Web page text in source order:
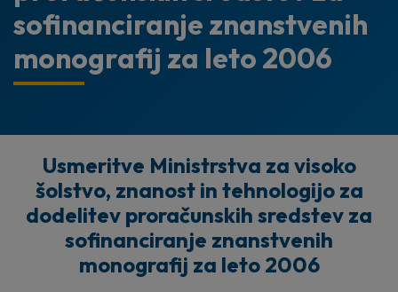
sofinanciranje znanstvenih
monografij za leto 2006
Usmeritve Ministrstva za visoko
šolstvo, znanost in tehnologijo za
dodelitev proračunskih sredstev za
sofinanciranje znanstvenih
monografij za leto 2006